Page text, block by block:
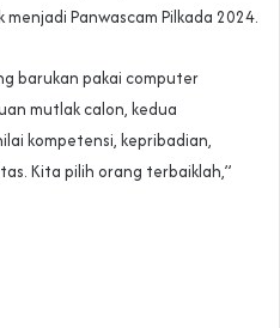
Panwascam Pilkada 2024.
barukan pakai computer
mutlak calon, kedua
kompetensi, kepribadian,
Kita pilih orang terbaiklah,”